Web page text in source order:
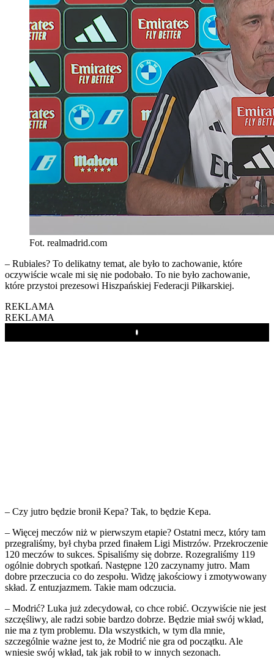
Fot. realmadrid.com
– Rubiales? To delikatny temat, ale było to zachowanie, które
oczywiście wcale mi się nie podobało. To nie było zachowanie,
które przystoi prezesowi Hiszpańskiej Federacji Piłkarskiej.
REKLAMA
REKLAMA
Play
– Czy jutro będzie bronił Kepa? Tak, to będzie Kepa.
– Więcej meczów niż w pierwszym etapie? Ostatni mecz, który tam
przegraliśmy, był chyba przed finałem Ligi Mistrzów. Przekroczenie
120 meczów to sukces. Spisaliśmy się dobrze. Rozegraliśmy 119
ogólnie dobrych spotkań. Następne 120 zaczynamy jutro. Mam
dobre przeczucia co do zespołu. Widzę jakościowy i zmotywowany
skład. Z entuzjazmem. Takie mam odczucia.
– Modrić? Luka już zdecydował, co chce robić. Oczywiście nie jest
szczęśliwy, ale radzi sobie bardzo dobrze. Będzie miał swój wkład,
nie ma z tym problemu. Dla wszystkich, w tym dla mnie,
szczególnie ważne jest to, że Modrić nie gra od początku. Ale
wniesie swój wkład, tak jak robił to w innych sezonach.